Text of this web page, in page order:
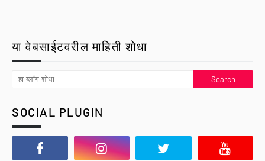
या वेबसाईटवरील माहिती शोधा
SOCIAL PLUGIN